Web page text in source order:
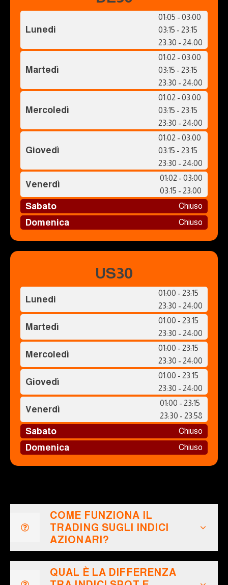
Lunedi
01:05 - 03:00
03:15 - 23:15
23:30 - 24:00
Martedì
01:02 - 03:00
03:15 - 23:15
23:30 - 24:00
Mercoledì
01:02 - 03:00
03:15 - 23:15
23:30 - 24:00
Giovedì
01:02 - 03:00
03:15 - 23:15
23:30 - 24:00
Venerdì
01:02 - 03:00
03:15 - 23:00
Sabato Chiuso
Domenica Chiuso
US30
Lunedi
01:00 - 23:15
23:30 - 24:00
Martedì
01:00 - 23:15
23:30 - 24:00
Mercoledì
01:00 - 23:15
23:30 - 24:00
Giovedì
01:00 - 23:15
23:30 - 24:00
Venerdì
01:00 - 23:15
23:30 - 23:58
Sabato Chiuso
Domenica Chiuso
COME FUNZIONA IL
TRADING SUGLI INDICI
AZIONARI?
QUAL È LA DIFFERENZA